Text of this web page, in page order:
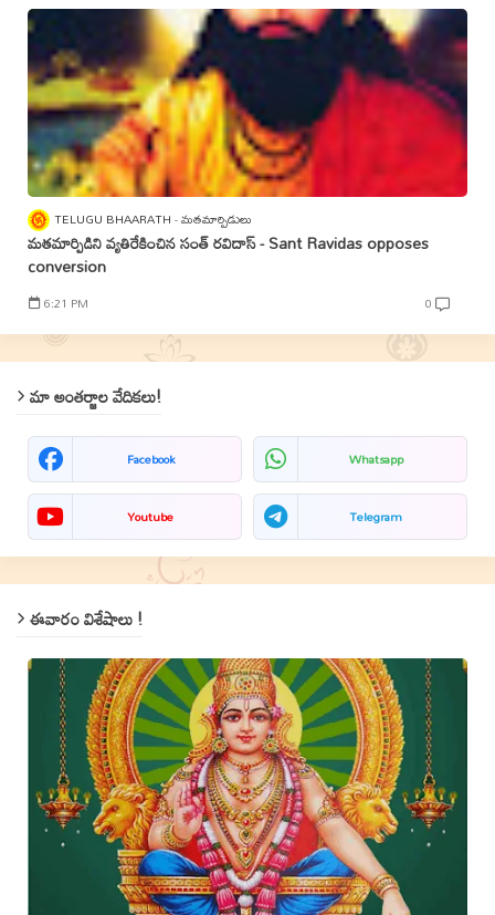
TELUGU BHAARATH మతమార్పిడులు
మతమార్పిడిని వ్యతిరేకించిన సంత్‌ రవిదాస్‌ - Sant Ravidas opposes
conversion
6:21 PM 0
మా అంతర్జాల వేదికలు!
Facebook Whatsapp
Youtube Telegram
ఈవారం విశేషాలు !